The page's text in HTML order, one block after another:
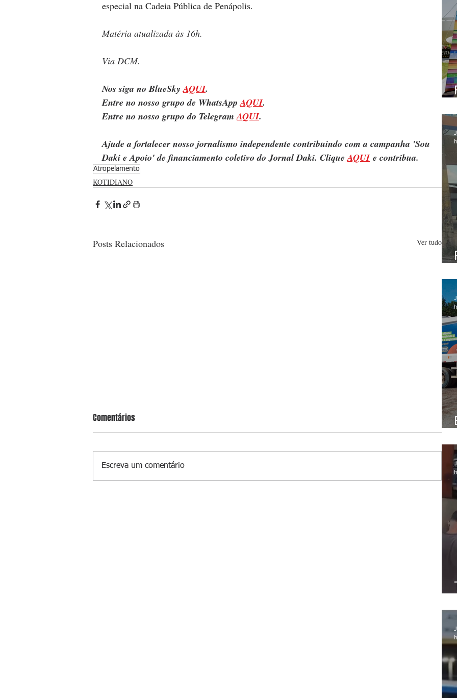
especial na Cadeia Pública de Penápolis.
Matéria atualizada às 16h.
Via DCM.
Nos siga no BlueSky AQUI.
Entre no nosso grupo de WhatsApp AQUI.
Entre no nosso grupo do Telegram AQUI.
Ajude a fortalecer nosso jornalismo independente contribuindo com a campanha 'Sou
Daki e Apoio' de financiamento coletivo do Jornal Daki. Clique AQUI e contribua.
Atropelamento
KOTIDIANO
Posts Relacionados Ver tudo
Comentários
Escreva um comentário